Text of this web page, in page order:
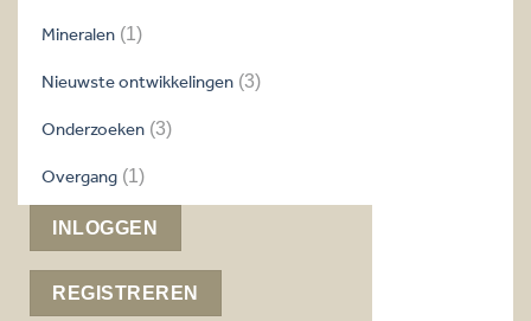
Mineralen (1)
Nieuwste ontwikkelingen (3)
Onderzoeken (3)
Overgang (1)
Recepten(6)
Slaap(1)
INLOGGEN
REGISTREREN